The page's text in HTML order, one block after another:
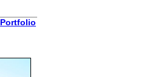
Portfolio